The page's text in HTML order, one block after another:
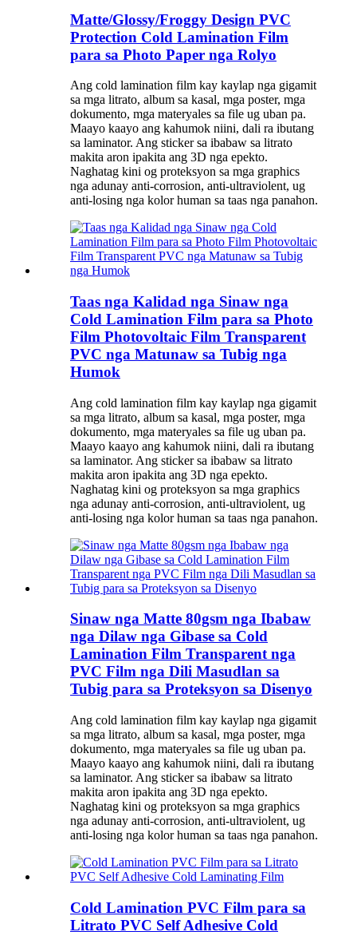
Matte/Glossy/Froggy Design PVC
Protection Cold Lamination Film
para sa Photo Paper nga Rolyo
Ang cold lamination film kay kaylap nga gigamit
sa mga litrato, album sa kasal, mga poster, mga
dokumento, mga materyales sa file ug uban pa.
Maayo kaayo ang kahumok niini, dali ra ibutang
sa laminator. Ang sticker sa ibabaw sa litrato
makita aron ipakita ang 3D nga epekto.
Naghatag kini og proteksyon sa mga graphics
nga adunay anti-corrosion, anti-ultraviolent, ug
anti-losing nga kolor human sa taas nga panahon.
Taas nga Kalidad nga Sinaw nga
Cold Lamination Film para sa Photo
Film Photovoltaic Film Transparent
PVC nga Matunaw sa Tubig nga
Humok
Ang cold lamination film kay kaylap nga gigamit
sa mga litrato, album sa kasal, mga poster, mga
dokumento, mga materyales sa file ug uban pa.
Maayo kaayo ang kahumok niini, dali ra ibutang
sa laminator. Ang sticker sa ibabaw sa litrato
makita aron ipakita ang 3D nga epekto.
Naghatag kini og proteksyon sa mga graphics
nga adunay anti-corrosion, anti-ultraviolent, ug
anti-losing nga kolor human sa taas nga panahon.
Sinaw nga Matte 80gsm nga Ibabaw
nga Dilaw nga Gibase sa Cold
Lamination Film Transparent nga
PVC Film nga Dili Masudlan sa
Tubig para sa Proteksyon sa Disenyo
Ang cold lamination film kay kaylap nga gigamit
sa mga litrato, album sa kasal, mga poster, mga
dokumento, mga materyales sa file ug uban pa.
Maayo kaayo ang kahumok niini, dali ra ibutang
sa laminator. Ang sticker sa ibabaw sa litrato
makita aron ipakita ang 3D nga epekto.
Naghatag kini og proteksyon sa mga graphics
nga adunay anti-corrosion, anti-ultraviolent, ug
anti-losing nga kolor human sa taas nga panahon.
Cold Lamination PVC Film para sa
Litrato PVC Self Adhesive Cold